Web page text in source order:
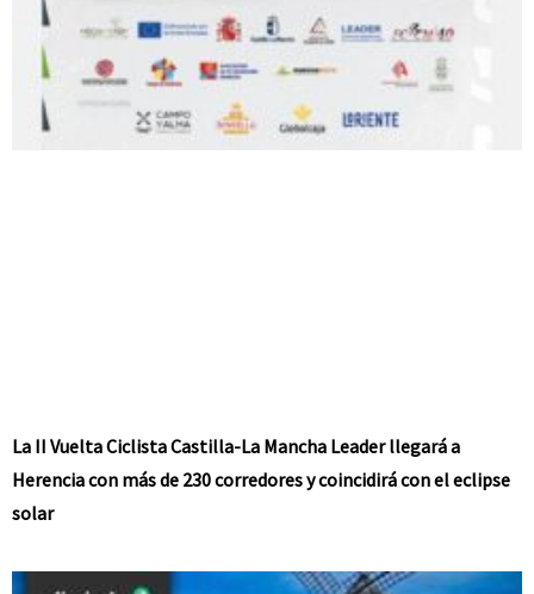
La II Vuelta Ciclista Castilla-La Mancha Leader llegará a
Herencia con más de 230 corredores y coincidirá con el eclipse
solar